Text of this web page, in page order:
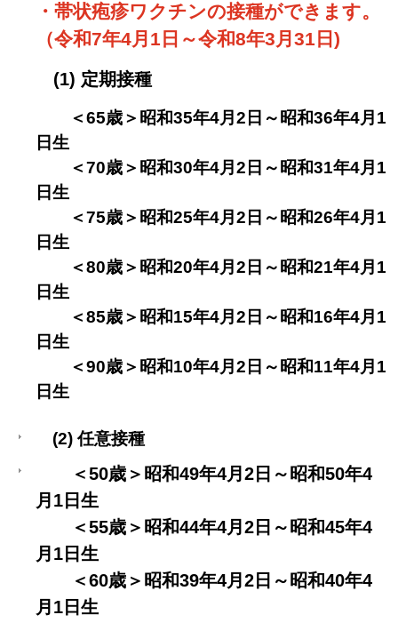
・帯状疱疹ワクチンの接種ができます。
（令和7年4月1日～令和8年3月31日)
(1) 定期接種
＜65歳＞昭和35年4月2日～昭和36年4月1
日生
＜70歳＞昭和30年4月2日～昭和31年4月1
日生
＜75歳＞昭和25年4月2日～昭和26年4月1
日生
＜80歳＞昭和20年4月2日～昭和21年4月1
日生
＜85歳＞昭和15年4月2日～昭和16年4月1
日生
＜90歳＞昭和10年4月2日～昭和11年4月1
日生
(2) 任意接種
＜50歳＞昭和49年4月2日～昭和50年4
月1日生
＜55歳＞昭和44年4月2日～昭和45年4
月1日生
＜60歳＞昭和39年4月2日～昭和40年4
月1日生